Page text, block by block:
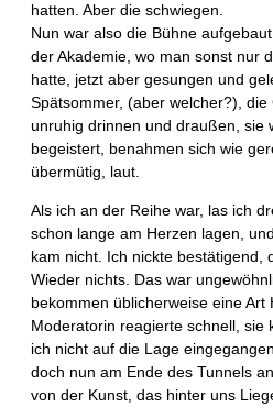
hatten. Aber die schwiegen.
Nun war also die Bühne
der Akademie, wo man sonst nur
hatte, jetzt aber gesungen und
Spätsommer, (aber welcher?), die
unruhig drinnen und draußen, sie
begeistert, benahmen sich wie
übermütig, laut.
Als ich an der Reihe war, las ich
schon lange am Herzen lagen,
kam nicht. Ich nickte bestätigend,
Wieder nichts. Das war
bekommen üblicherweise eine Art
Moderatorin reagierte schnell, sie
ich nicht auf die Lage
doch nun am Ende des Tunnels
von der Kunst, das hinter uns